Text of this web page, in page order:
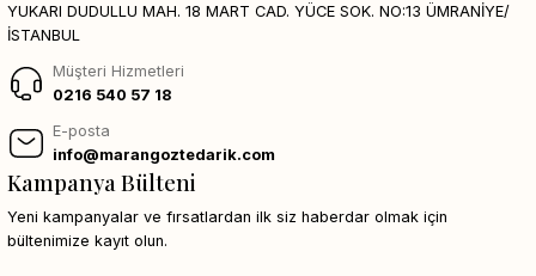
YUKARI DUDULLU MAH. 18 MART CAD. YÜCE SOK. NO:13 ÜMRANİYE/
İSTANBUL
Müşteri Hizmetleri
0216 540 57 18
E-posta
info@marangoztedarik.com
Kampanya Bülteni
Yeni kampanyalar ve fırsatlardan ilk siz haberdar olmak için
bültenimize kayıt olun.